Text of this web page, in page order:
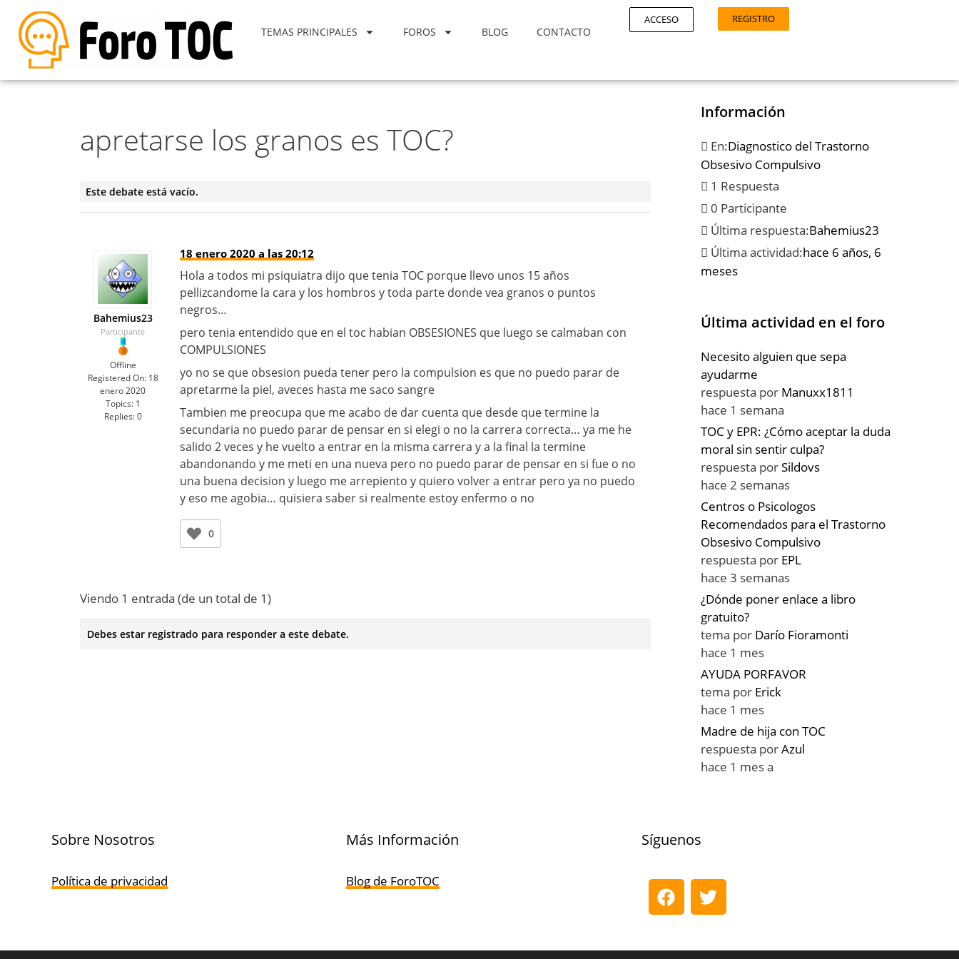
TEMAS PRINCIPALES FOROS BLOG CONTACTO
ACCESO REGISTRO
apretarse los granos es TOC?
Este debate está vacío.
Bahemius23
Participante
Offline
Registered On: 18
enero 2020
Topics: 1
Replies: 0
18 enero 2020 a las 20:12
Hola a todos mi psiquiatra dijo que tenia TOC porque llevo unos 15 años
pellizcandome la cara y los hombros y toda parte donde vea granos o puntos
negros…
pero tenia entendido que en el toc habian OBSESIONES que luego se calmaban con
COMPULSIONES
yo no se que obsesion pueda tener pero la compulsion es que no puedo parar de
apretarme la piel, aveces hasta me saco sangre
Tambien me preocupa que me acabo de dar cuenta que desde que termine la
secundaria no puedo parar de pensar en si elegi o no la carrera correcta… ya me he
salido 2 veces y he vuelto a entrar en la misma carrera y a la final la termine
abandonando y me meti en una nueva pero no puedo parar de pensar en si fue o no
una buena decision y luego me arrepiento y quiero volver a entrar pero ya no puedo
y eso me agobia… quisiera saber si realmente estoy enfermo o no
0
Viendo 1 entrada (de un total de 1)
Debes estar registrado para responder a este debate.
Información
En:Diagnostico del Trastorno
Obsesivo Compulsivo
1 Respuesta
0 Participante
Última respuesta:Bahemius23
Última actividad:hace 6 años, 6
meses
Última actividad en el foro
Necesito alguien que sepa
ayudarme
respuesta por Manuxx1811
hace 1 semana
TOC y EPR: ¿Cómo aceptar la duda
moral sin sentir culpa?
respuesta porSildovs
hace 2 semanas
Centros o Psicologos
Recomendados para el Trastorno
Obsesivo Compulsivo
respuesta por EPL
hace 3 semanas
¿Dónde poner enlace a libro
gratuito?
tema por Darío Fioramonti
hace 1 mes
AYUDA PORFAVOR
tema por Erick
hace 1 mes
Madre de hija con TOC
respuesta porAzul
hace 1 mes a
Sobre Nosotros
Política de privacidad
Más Información
Blog de ForoTOC
Síguenos